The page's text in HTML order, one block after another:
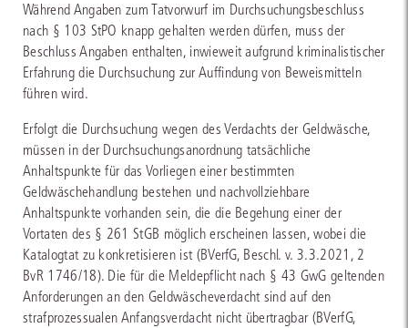
Während Angaben zum Tatvorwurf im Durchsuchungsbeschluss
nach § 103 StPO knapp gehalten werden dürfen, muss der
Beschluss Angaben enthalten, inwieweit aufgrund kriminalistischer
Erfahrung die Durchsuchung zur Auffindung von Beweismitteln
führen wird.
Erfolgt die Durchsuchung wegen des Verdachts der Geldwäsche,
müssen in der Durchsuchungsanordnung tatsächliche
Anhaltspunkte für das Vorliegen einer bestimmten
Geldwäschehandlung bestehen und nachvollziehbare
Anhaltspunkte vorhanden sein, die die Begehung einer der
Vortaten des § 261 StGB möglich erscheinen lassen, wobei die
Katalogtat zu konkretisieren ist (BVerfG, Beschl. v. 3.3.2021, 2
BvR 1746/18). Die für die Meldepflicht nach § 43 GwG geltenden
Anforderungen an den Geldwäscheverdacht sind auf den
strafprozessualen Anfangsverdacht nicht übertragbar (BVerfG,